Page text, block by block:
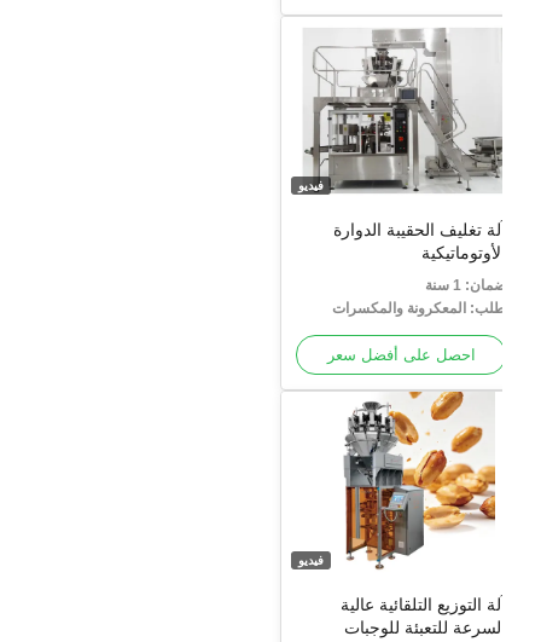
فيديو
تغليف الحقيبة الدوارة
1 سنة
المعكرونة والمكسرات
الخفيفة والصناعات
احصل على أفضل سعر
فيديو
التوزيع التلقائية عالية
للتعبئة للوجبات